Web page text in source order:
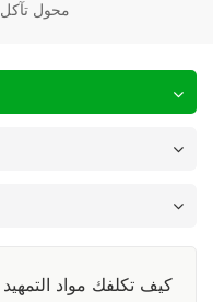
محول تآكل
كيف تكلفك مواد